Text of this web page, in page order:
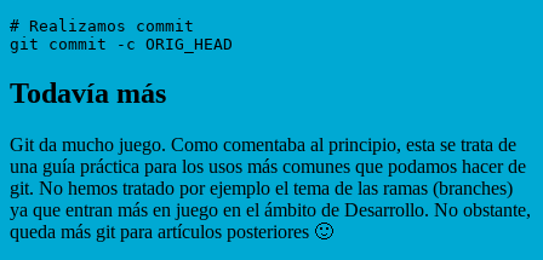
# Realizamos commit
Todavía más
Git da mucho juego. Como comentaba al principio, esta se trata de
una guía práctica para los usos más comunes que podamos hacer de
git. No hemos tratado por ejemplo el tema de las ramas (branches)
ya que entran más en juego en el ámbito de Desarrollo. No obstante,
queda más git para artículos posteriores 🙂